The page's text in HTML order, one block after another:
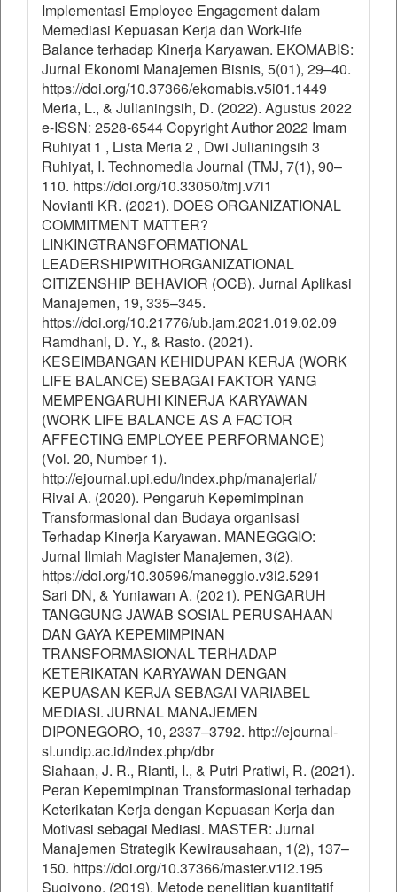
Implementasi Employee Engagement dalam
Memediasi Kepuasan Kerja dan Work-life
Balance terhadap Kinerja Karyawan. EKOMABIS:
Jurnal Ekonomi Manajemen Bisnis, 5(01), 29–40.
https://doi.org/10.37366/ekomabis.v5i01.1449
Meria, L., & Julianingsih, D. (2022). Agustus 2022
e-ISSN: 2528-6544 Copyright Author 2022 Imam
Ruhiyat 1 , Lista Meria 2 , Dwi Julianingsih 3
Ruhiyat, I. Technomedia Journal (TMJ, 7(1), 90–
110. https://doi.org/10.33050/tmj.v7i1
Novianti KR. (2021). DOES ORGANIZATIONAL
COMMITMENT MATTER?
LINKINGTRANSFORMATIONAL
LEADERSHIPWITHORGANIZATIONAL
CITIZENSHIP BEHAVIOR (OCB). Jurnal Aplikasi
Manajemen, 19, 335–345.
https://doi.org/10.21776/ub.jam.2021.019.02.09
Ramdhani, D. Y., & Rasto. (2021).
KESEIMBANGAN KEHIDUPAN KERJA (WORK
LIFE BALANCE) SEBAGAI FAKTOR YANG
MEMPENGARUHI KINERJA KARYAWAN
(WORK LIFE BALANCE AS A FACTOR
AFFECTING EMPLOYEE PERFORMANCE)
(Vol. 20, Number 1).
http://ejournal.upi.edu/index.php/manajerial/
Rivai A. (2020). Pengaruh Kepemimpinan
Transformasional dan Budaya organisasi
Terhadap Kinerja Karyawan. MANEGGGIO:
Jurnal Ilmiah Magister Manajemen, 3(2).
https://doi.org/10.30596/maneggio.v3i2.5291
Sari DN, & Yuniawan A. (2021). PENGARUH
TANGGUNG JAWAB SOSIAL PERUSAHAAN
DAN GAYA KEPEMIMPINAN
TRANSFORMASIONAL TERHADAP
KETERIKATAN KARYAWAN DENGAN
KEPUASAN KERJA SEBAGAI VARIABEL
MEDIASI. JURNAL MANAJEMEN
DIPONEGORO, 10, 2337–3792. http://ejournal-
sI.undip.ac.id/index.php/dbr
Siahaan, J. R., Rianti, I., & Putri Pratiwi, R. (2021).
Peran Kepemimpinan Transformasional terhadap
Keterikatan Kerja dengan Kepuasan Kerja dan
Motivasi sebagai Mediasi. MASTER: Jurnal
Manajemen Strategik Kewirausahaan, 1(2), 137–
150. https://doi.org/10.37366/master.v1i2.195
Sugiyono. (2019). Metode penelitian kuantitatif